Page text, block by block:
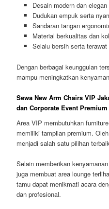
Desain modern dan elegan
Dudukan empuk serta
Sandaran tangan
Material berkualitas dan
Selalu bersih serta terawat
Dengan berbagai keunggulan
mampu meningkatkan
Sewa New Arm Chairs VIP
dan Corporate Event Premium
Area VIP membutuhkan
memiliki tampilan premium.
menjadi salah satu pilihan
Selain memberikan
juga membuat area lounge
tamu dapat menikmati acara
dan profesional.